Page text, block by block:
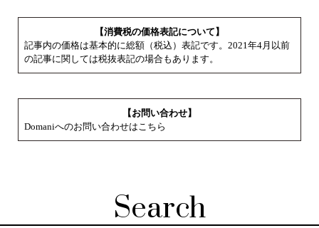
【消費税の価格表記について】
記事内の価格は基本的に総額（税込）表記です。2021年4月以前
の記事に関しては税抜表記の場合もあります。
【お問い合わせ】
Domaniへのお問い合わせはこちら
Search